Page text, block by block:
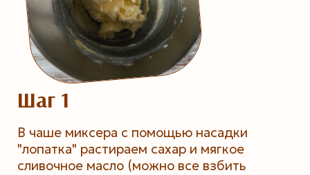
Шаг 1
В чаше миксера с помощью насадки
"лопатка" растираем сахар и мягкое
сливочное масло (можно все взбить